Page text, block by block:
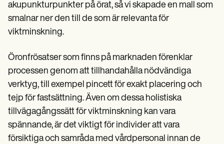
akupunkturpunkter på örat, så vi skapade en mall som
smalnar ner den till de som är relevanta för
viktminskning.
Öronfrösatser som finns på marknaden förenklar
processen genom att tillhandahålla nödvändiga
verktyg, till exempel pincett för exakt placering och
tejp för fastsättning. Även om dessa holistiska
tillvägagångssätt för viktminskning kan vara
spännande, är det viktigt för individer att vara
försiktiga och samråda med vårdpersonal innan de